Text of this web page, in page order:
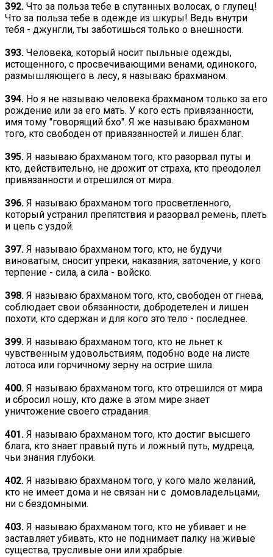
392. Что за польза тебе в спутанных волосах, о глупец!
Что за польза тебе в одежде из шкуры! Ведь внутри
тебя - джунгли, ты заботишься только о внешности.
393. Человека, который носит пыльные одежды,
истощенного, с просвечивающими венами, одинокого,
размышляющего в лесу, я называю брахманом.
394. Но я не называю человека брахманом только за его
рождение или за его мать. У кого есть привязанности,
имя тому "говорящий бхо". Я же называю брахманом
того, кто свободен от привязанностей и лишен благ.
395. Я называю брахманом того, кто разорвал путы и
кто, действительно, не дрожит от страха, кто преодолел
привязанности и отрешился от мира.
396. Я называю брахманом того просветленного,
который устранил препятствия и разорвал ремень, плеть
и цепь с уздой.
397. Я называю брахманом того, кто, не будучи
виноватым, сносит упреки, наказания, заточение, у кого
терпение - сила, а сила - войско.
398. Я называю брахманом того, кто, свободен от гнева,
соблюдает свои обязанности, добродетелен и лишен
похоти, кто сдержан и для кого это тело - последнее.
399. Я называю брахманом того, кто не льнет к
чувственным удовольствиям, подобно воде на листе
лотоса или горчичному зерну на острие шила.
400. Я называю брахманом того, кто отрешился от мира
и сбросил ношу, кто даже в этом мире знает
уничтожение своего страдания.
401. Я называю брахманом того, кто достиг высшего
блага, кто знает правый путь и ложный путь, мудреца,
чьи знания глубоки.
402. Я называю брахманом того, у кого мало желаний,
кто не имеет дома и не связан ни с домовладельцами,
ни с бездомными.
403. Я называю брахманом того, кто не убивает и не
заставляет убивать, кто не поднимает палку на живые
существа, трусливые они или храбрые.